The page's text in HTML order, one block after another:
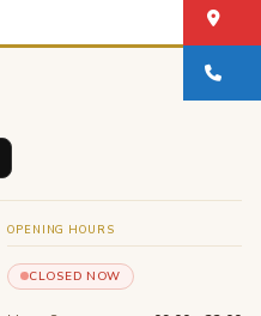
OPENING HOURS
CLOSED NOW